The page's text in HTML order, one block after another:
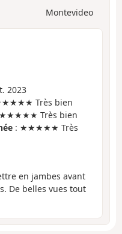
Montevideo
2023
Très bien
Très bien
: ★★★★★ Très
en jambes avant
De belles vues tout